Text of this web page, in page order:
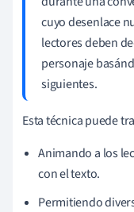
cuyo desenlace
lectores deben
personaje
siguientes.
Esta técnica puede
Animando a los
con el texto.
Permitiendo